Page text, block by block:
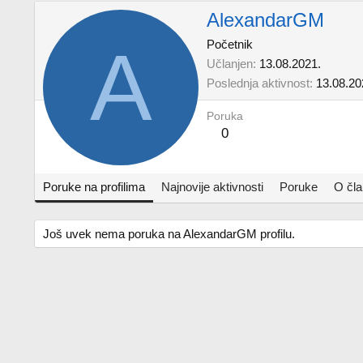
A
AlexandarGM
Početnik
Učlanjen 13.08.2021.
Poslednja aktivnost
Poruka
0
Poruke na profilima Najnovije aktivnosti Poruke O
Još uvek nema poruka na AlexandarGM profilu.